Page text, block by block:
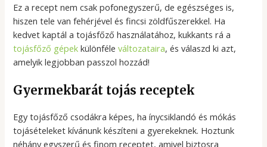
Ez a recept nem csak pofonegyszerű, de egészséges is,
hiszen tele van fehérjével és fincsi zöldfűszerekkel. Ha
kedvet kaptál a tojásfőző használatához, kukkants rá a
tojásfőző gépek különféleváltozataira, és válaszd ki azt,
amelyik legjobban passzol hozzád!
Gyermekbarát tojás receptek
Egy tojásfőző csodákra képes, ha ínycsiklandó és mókás
tojásételeket kívánunk készíteni a gyerekeknek. Hoztunk
néhány egyszerű és finom receptet, amivel biztosra